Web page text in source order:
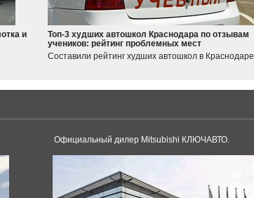
Jimny
Swift
Model 3
Model S
Haval
Duster
и
Топ-3 худших автошкол Краснодара по отзывам
учеников: рейтинг проблемных мест
Составили рейтинг худших автошкол в Краснодаре
Oфициальный дилер Mitsubishi КЛЮЧАВТО.